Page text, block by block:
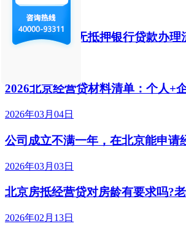
2026北京个人无抵押银行贷款办
2026北京经营贷材料清单：个人+
2026年03月04日
公司成立不满一年，在北京能申请
2026年03月03日
北京房抵经营贷对房龄有要求吗?
2026年02月13日